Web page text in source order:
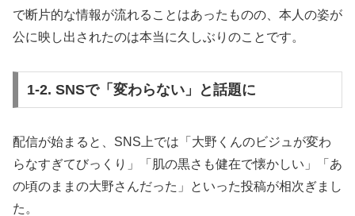
で断片的な情報が流れることはあったものの、本人の姿が
公に映し出されたのは本当に久しぶりのことです。
1-2. SNSで「変わらない」と話題に
配信が始まると、SNS上では「大野くんのビジュが変わ
らなすぎてびっくり」「肌の黒さも健在で懐かしい」「あ
の頃のままの大野さんだった」といった投稿が相次ぎまし
た。